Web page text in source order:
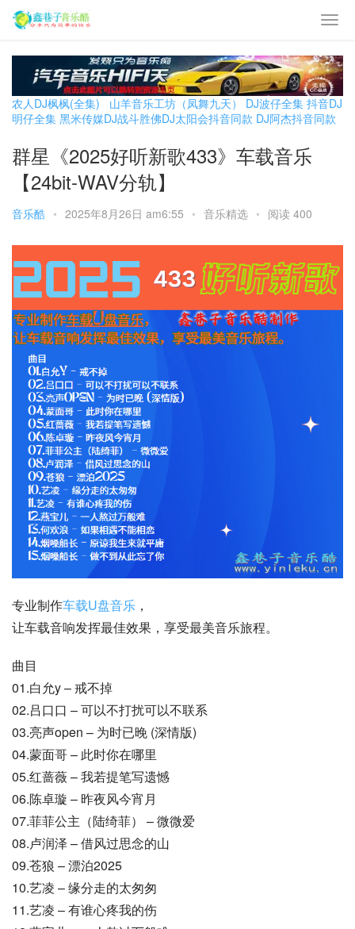
农人DJ枫枫(全集) 山羊音乐工坊（凤舞九天） DJ波仔全集 抖音DJ
明仔全集 黑米传媒DJ战斗胜佛DJ太阳会抖音同款 DJ阿杰抖音同款
群星《2025好听新歌433》车载音乐
【24bit-WAV分轨】
音乐酷 • 2025年8月26日 am6:55 • 音乐精选 • 阅读 400
专业制作车载U盘音乐 ，
让车载音响发挥最佳效果，享受最美音乐旅程。
曲目
01.白允y – 戒不掉
02.吕口口 – 可以不打扰可以不联系
03.亮声open – 为时已晚 (深情版)
04.蒙面哥 – 此时你在哪里
05.红蔷薇 – 我若提笔写遗憾
06.陈卓璇 – 昨夜风今宵月
07.菲菲公主（陆绮菲） – 微微爱
08.卢润泽 – 借风过思念的山
09.苍狼 – 漂泊2025
10.艺凌 – 缘分走的太匆匆
11.艺凌 – 有谁心疼我的伤